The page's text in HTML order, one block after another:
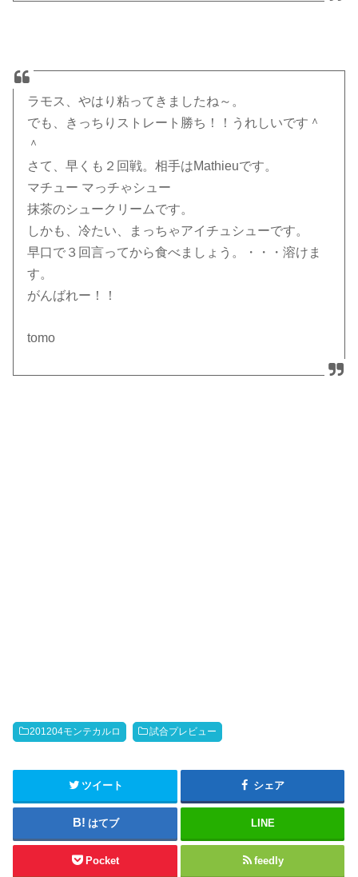
ラモス、やはり粘ってきましたね～。
でも、きっちりストレート勝ち！！うれしいです＾
＾
さて、早くも２回戦。相手はMathieuです。
マチュー マっチゃシュー
抹茶のシュークリームです。
しかも、冷たい、まっちゃアイチュシューです。
早口で３回言ってから食べましょう。・・・溶けま
す。
がんばれー！！
tomo
201204モンテカルロ 試合プレビュー
ツイート シェア
はてブ LINE
Pocket feedly